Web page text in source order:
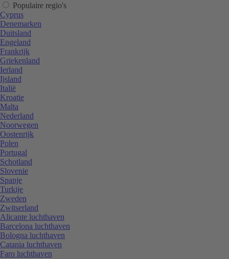
Populaire regio's
Cyprus
Denemarken
Duitsland
Engeland
Frankrijk
Griekenland
Ierland
Ijsland
Italië
Kroatie
Malta
Nederland
Noorwegen
Oostenrijk
Polen
Portugal
Schotland
Slovenie
Spanje
Turkije
Zweden
Zwitserland
Alicante luchthaven
Barcelona luchthaven
Bologna luchthaven
Catania luchthaven
Faro luchthaven